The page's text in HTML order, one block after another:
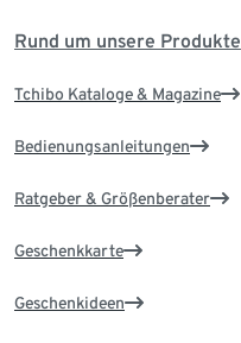
Rund um unsere Produkte
Tchibo Kataloge & Magazine
Bedienungsanleitungen
Ratgeber & Größenberater
Geschenkkarte
Geschenkideen